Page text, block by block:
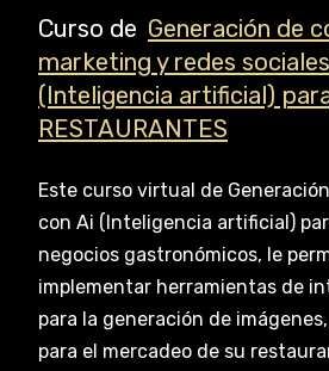
Curso de Generación de
marketing y redes
(Inteligencia artificial)
RESTAURANTES
Este curso virtual de
con Ai (Inteligencia artificial)
negocios gastronómicos, le
implementar herramientas de
para la generación de
para el mercadeo de su